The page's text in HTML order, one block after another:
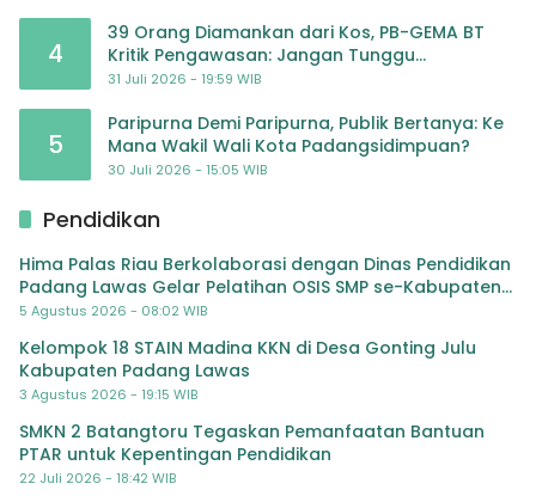
4
39 Orang Diamankan dari Kos, PB-GEMA BT
Kritik Pengawasan: Jangan Tunggu
Masyarakat Bergerak Baru Negara Bertindak
31 Juli 2026 - 19:59 WIB
5
Paripurna Demi Paripurna, Publik Bertanya: Ke
Mana Wakil Wali Kota Padangsidimpuan?
30 Juli 2026 - 15:05 WIB
Pendidikan
Hima Palas Riau Berkolaborasi dengan Dinas Pendidikan
Padang Lawas Gelar Pelatihan OSIS SMP se-Kabupaten
Padang Lawas
5 Agustus 2026 - 08:02 WIB
Kelompok 18 STAIN Madina KKN di Desa Gonting Julu
Kabupaten Padang Lawas
3 Agustus 2026 - 19:15 WIB
SMKN 2 Batangtoru Tegaskan Pemanfaatan Bantuan
PTAR untuk Kepentingan Pendidikan
22 Juli 2026 - 18:42 WIB